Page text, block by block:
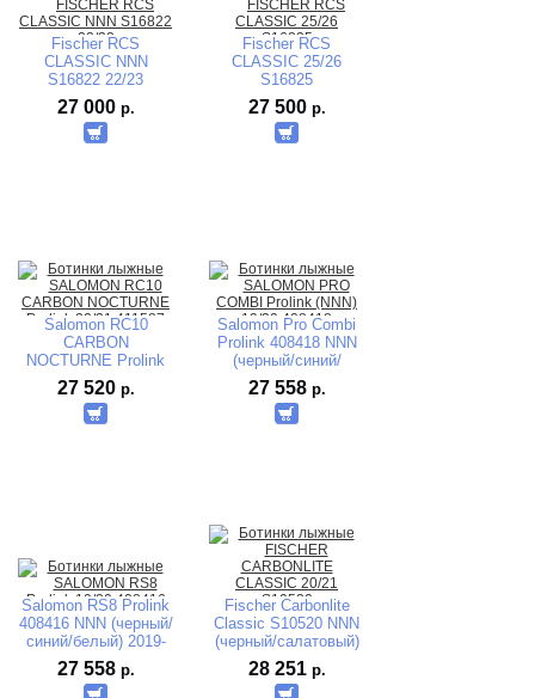
Fischer RCS
CLASSIC NNN
S16822 22/23
waterproof
27 000 р.
Fischer RCS
CLASSIC 25/26
S16825
27 500 р.
Salomon RC10
CARBON
NOCTURNE Prolink
20/21 411587
27 520 р.
Salomon Pro Combi
Prolink 408418 NNN
(черный/синий/
белый) 2019-2020
27 558 р.
Salomon RS8 Prolink
408416 NNN (черный/
синий/белый) 2019-
2020
27 558 р.
Fischer Carbonlite
Classic S10520 NNN
(черный/салатовый)
2020-2021
28 251 р.